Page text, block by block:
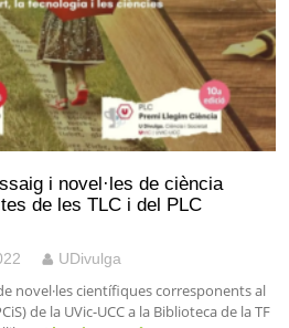
i novel·les de ciència
de les TLC i del PLC
UDivulga
novel·les científiques corresponents al
de la UVic-UCC a la Biblioteca de la TF